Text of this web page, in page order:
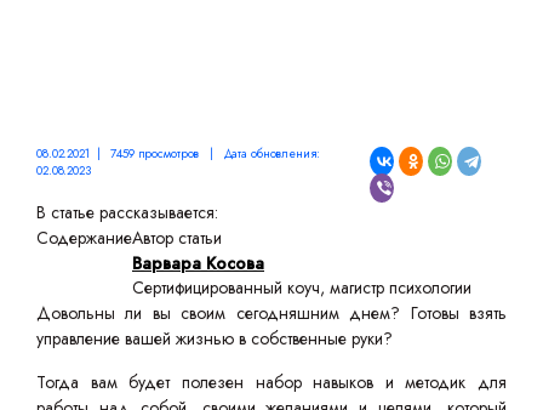
08.02.2021 | 7459 просмотров | Дата обновления:
02.08.2023
В статье рассказывается:
СодержаниеАвтор статьи
Варвара Косова
Сертифицированный коуч, магистр психологии
Довольны ли вы своим сегодняшним днем? Готовы взять
управление вашей жизнью в собственные руки?
Тогда вам будет полезен набор навыков и методик для